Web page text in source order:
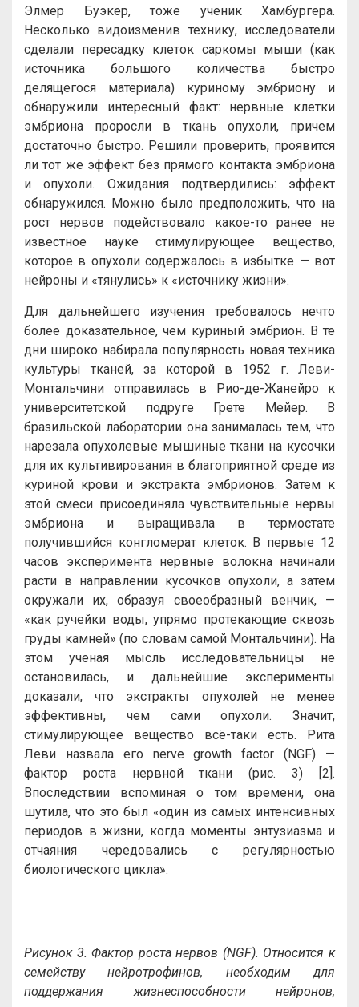
Элмер Буэкер, тоже ученик Хамбургера.
Несколько видоизменив технику, исследователи
сделали пересадку клеток саркомы мыши (как
источника большого количества быстро
делящегося материала) куриному эмбриону и
обнаружили интересный факт: нервные клетки
эмбриона проросли в ткань опухоли, причем
достаточно быстро. Решили проверить, проявится
ли тот же эффект без прямого контакта эмбриона
и опухоли. Ожидания подтвердились: эффект
обнаружился. Можно было предположить, что на
рост нервов подействовало какое-то ранее не
известное науке стимулирующее вещество,
которое в опухоли содержалось в избытке — вот
нейроны и «тянулись» к «источнику жизни».
Для дальнейшего изучения требовалось нечто
более доказательное, чем куриный эмбрион. В те
дни широко набирала популярность новая техника
культуры тканей, за которой в 1952 г. Леви-
Монтальчини отправилась в Рио-де-Жанейро к
университетской подруге Грете Мейер. В
бразильской лаборатории она занималась тем, что
нарезала опухолевые мышиные ткани на кусочки
для их культивирования в благоприятной среде из
куриной крови и экстракта эмбрионов. Затем к
этой смеси присоединяла чувствительные нервы
эмбриона и выращивала в термостате
получившийся конгломерат клеток. В первые 12
часов эксперимента нервные волокна начинали
расти в направлении кусочков опухоли, а затем
окружали их, образуя своеобразный венчик, —
«как ручейки воды, упрямо протекающие сквозь
груды камней» (по словам самой Монтальчини). На
этом ученая мысль исследовательницы не
остановилась, и дальнейшие эксперименты
доказали, что экстракты опухолей не менее
эффективны, чем сами опухоли. Значит,
стимулирующее вещество всё-таки есть. Рита
Леви назвала его nerve growth factor (NGF) —
фактор роста нервной ткани (рис. 3) [2].
Впоследствии вспоминая о том времени, она
шутила, что это был «один из самых интенсивных
периодов в жизни, когда моменты энтузиазма и
отчаяния чередовались с регулярностью
биологического цикла».
Рисунок 3. Фактор роста нервов (NGF). Относится к
семейству нейротрофинов, необходим для
поддержания жизнеспособности нейронов,